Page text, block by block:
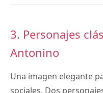
3. Personajes
Antonino
Una imagen elegante
sociales. Dos